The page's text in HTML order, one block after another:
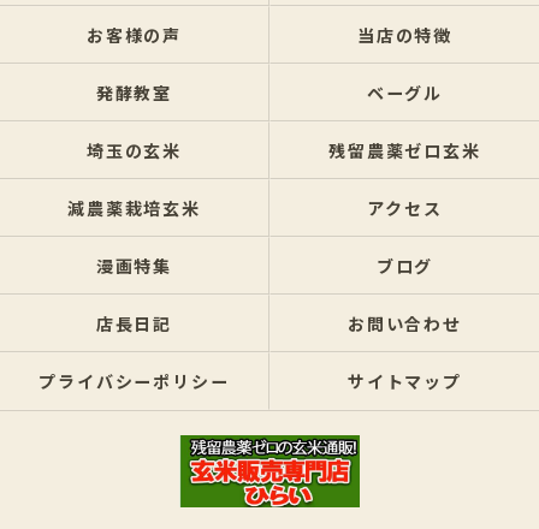
お客様の声 当店の特徴
発酵教室 ベーグル
埼玉の玄米 残留農薬ゼロ玄米
減農薬栽培玄米 アクセス
漫画特集 ブログ
店長日記 お問い合わせ
プライバシーポリシー サイトマップ